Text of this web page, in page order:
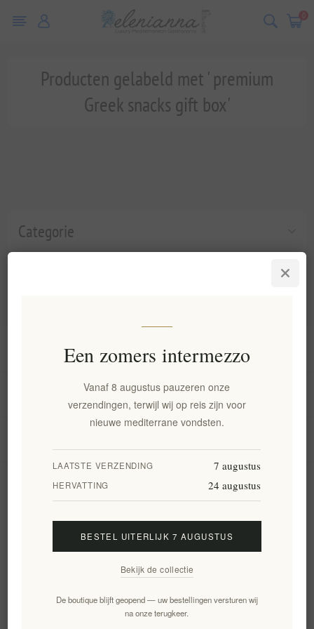
0
Categorie
Producten gelabeld met ' premium
Greek snacks gift box'
Informatie
Mijn account
Aanmelden Opzeggen
Een zomers intermezzo
Vanaf 8 augustus pauzeren onze
verzendingen, terwijl wij op reis zijn voor
nieuwe mediterrane vondsten.
LAATSTE VERZENDING 7 augustus
HERVATTING 24 augustus
BESTEL UITERLIJK 7 AUGUSTUS
Bekijk de collectie
De boutique blijft geopend — uw bestellingen versturen wij
na onze terugkeer.